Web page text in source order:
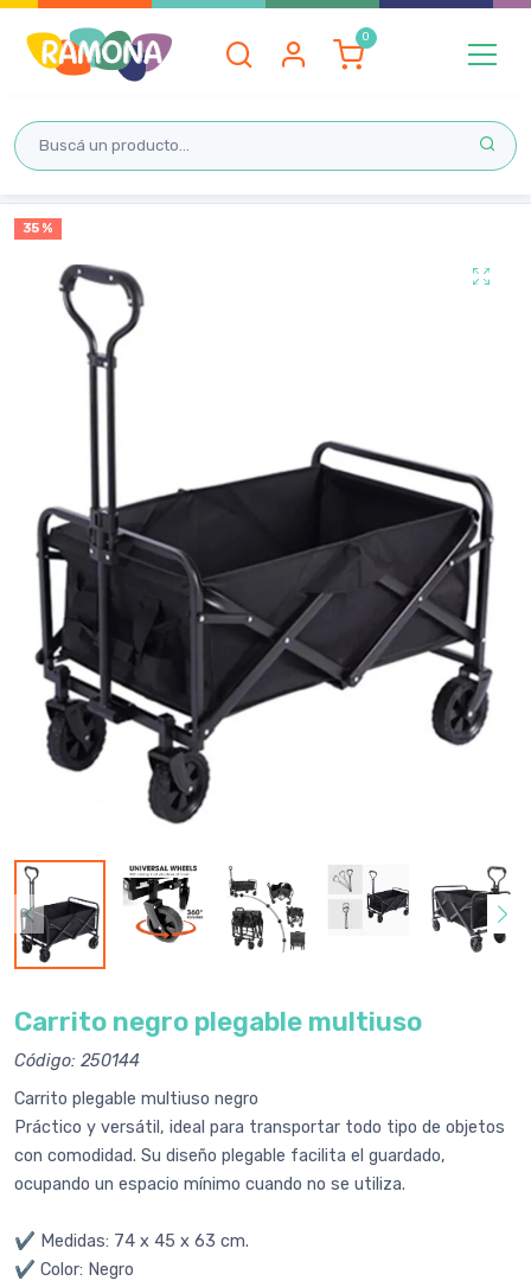
35 %
Carrito negro plegable multiuso
Código: 250144
Carrito plegable multiuso negro
Práctico y versátil, ideal para transportar todo tipo de objetos
con comodidad. Su diseño plegable facilita el guardado,
ocupando un espacio mínimo cuando no se utiliza.
✔️ Medidas: 74 x 45 x 63 cm.
✔️ Color: Negro